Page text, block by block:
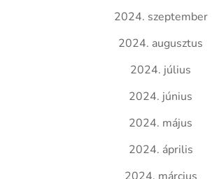
2024. szeptember
2024. augusztus
2024. július
2024. június
2024. május
2024. április